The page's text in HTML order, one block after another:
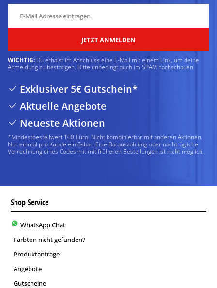
JETZT ANMELDEN
WICHTIG: Du erhälst im Anschluss eine E-Mail mit einem Link, um deine
Anmeldung zu bestätigen. Bitte unbedingt auch im SPAM nachschauen
Exklusiver 5€ Gutschein*
Aktuelle Angebote
Neueste Aktionen
*Mindestbestellwert 100 Euro. Nicht kombinierbar mit anderen Aktionen.
Nur einmal pro Kunde einlösbar. Eine Barauszahlung oder nachträgliche
Verrechnung eines Codes mit mit früheren Bestellungen ist nicht möglich.
Shop Service
WhatsApp Chat
Farbton nicht gefunden?
Produktanfrage
Angebote
Gutscheine